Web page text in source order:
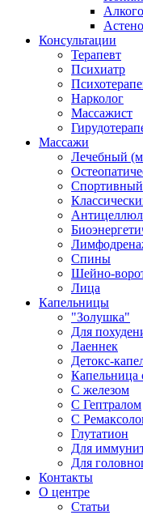
Консультации
Терапевт
Психиатр
Нарколог
Массажист
Массажи
Лечебный
Спортивный
Спины
Шейно-
Лица
Капельницы
"Золушка"
Для
Лаеннек
Детокс-
Капельница
С железом
С Гептралом
С
Глутатион
Для
Для
Контакты
О центре
Статьи